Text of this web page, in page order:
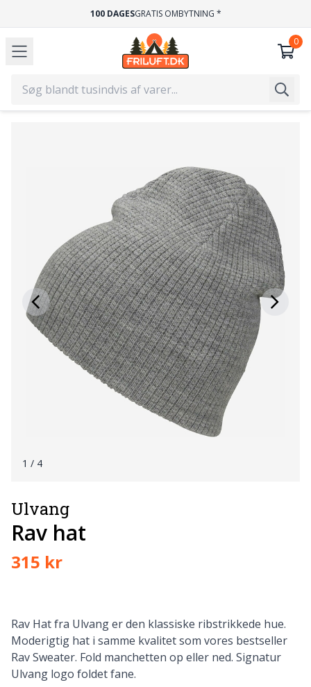
100 DAGESGRATIS OMBYTNING *
1 / 4
Ulvang
Rav hat
315 kr
Rav Hat fra Ulvang er den klassiske ribstrikkede hue.
Moderigtig hat i samme kvalitet som vores bestseller
Rav Sweater. Fold manchetten op eller ned. Signatur
Ulvang logo foldet fane.